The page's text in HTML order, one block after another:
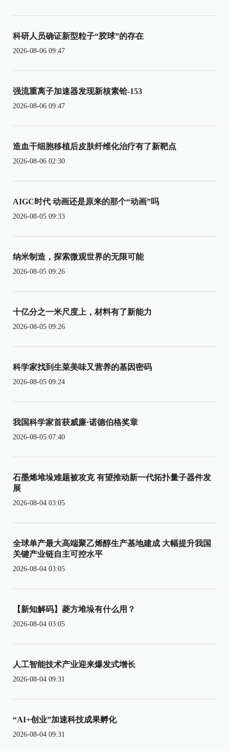
科研人员确证新型粒子“胶球”的存在
2026-08-06 09:47
强流重离子加速器发现新核素铪-153
2026-08-06 09:47
造血干细胞移植后皮肤纤维化治疗有了新靶点
2026-08-06 02:30
AIGC时代 动画还是原来的那个“动画”吗
2026-08-05 09:33
纳米制造，探索微观世界的无限可能
2026-08-05 09:26
十亿分之一米尺度上，材料有了新能力
2026-08-05 09:26
科学家找到生菜美味又营养的基因密码
2026-08-05 09:24
我国科学家首获威廉·诺德伯格奖章
2026-08-05 07:40
石墨烯堆垛难题被攻克 有望推动新一代拓扑量子器件发
展
2026-08-04 03:05
全球单产最大高端聚乙烯醇生产基地建成 大幅提升我国
关键产业链自主可控水平
2026-08-04 03:05
【新知解码】菱方堆垛有什么用？
2026-08-04 03:05
人工智能技术产业迎来爆发式增长
2026-08-04 09:31
“AI+创业”加速科技成果孵化
2026-08-04 09:31